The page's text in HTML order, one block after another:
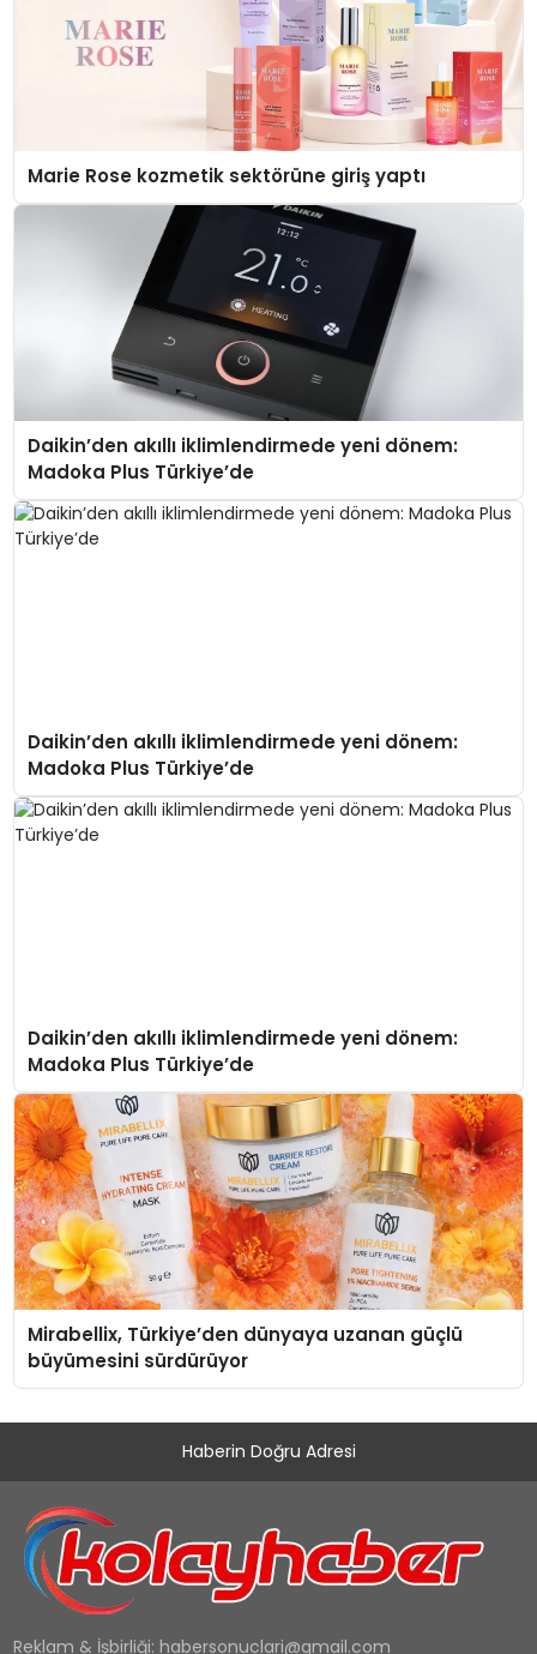
Marie Rose kozmetik sektörüne giriş yaptı
Daikin’den akıllı iklimlendirmede yeni dönem:
Madoka Plus Türkiye’de
Daikin’den akıllı iklimlendirmede yeni dönem:
Madoka Plus Türkiye’de
Daikin’den akıllı iklimlendirmede yeni dönem:
Madoka Plus Türkiye’de
Mirabellix, Türkiye’den dünyaya uzanan güçlü
büyümesini sürdürüyor
Haberin Doğru Adresi
Reklam & İşbirliği: habersonuclari@gmail.com